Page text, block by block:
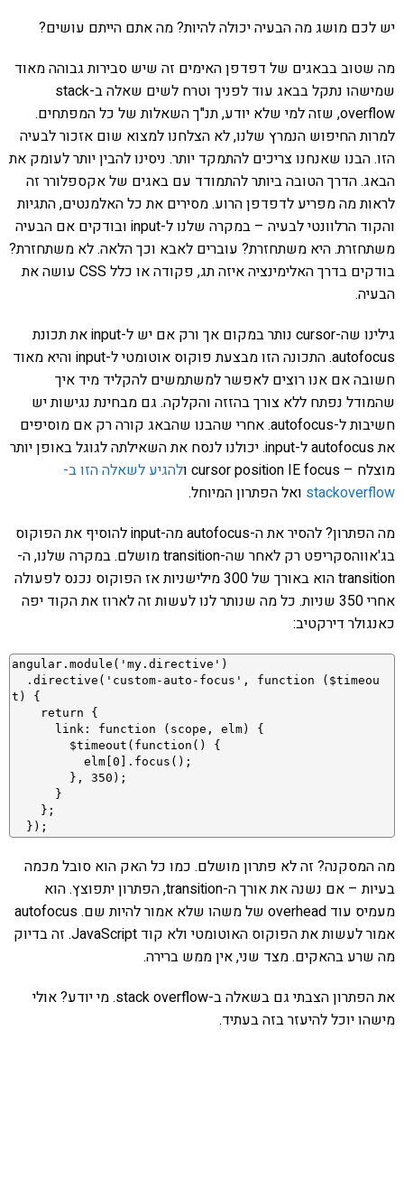
יש לכם מושג מה הבעיה יכולה להיות? מה אתם הייתם עושים?
מה שטוב בבאגים של דפדפן האימים זה שיש סבירות גבוהה מאוד
שמישהו נתקל בבאג עוד לפניך וטרח לשים שאלה ב-stack
overflow, שזה למי שלא יודע, תנ"ך השאלות של כל המפתחים.
למרות החיפוש הנמרץ שלנו, לא הצלחנו למצוא שום אזכור לבעיה
הזו. הבנו שאנחנו צריכים להתמקד יותר. ניסינו להבין יותר לעומק את
הבאג. הדרך הטובה ביותר להתמודד עם באגים של אקספלורר זה
לראות מה מפריע לדפדפן הרוע. מסירים את כל האלמנטים, התגיות
והקוד הרלוונטי לבעיה – במקרה שלנו ל-input ובודקים אם הבעיה
משתחזרת. היא משתחזרת? עוברים לאבא וכך הלאה. לא משתחזרת?
בודקים בדרך האלימינציה איזה תג, פקודה או כלל CSS עושה את
הבעיה.
גילינו שה-cursor נותר במקום אך ורק אם יש ל-input את תכונת
autofocus. התכונה הזו מבצעת פוקוס אוטומטי ל-input והיא מאוד
חשובה אם אנו רוצים לאפשר למשתמשים להקליד מיד איך
שהמודל נפתח ללא צורך בהזזה והקלקה. גם מבחינת נגישות יש
חשיבות ל-autofocus. אחרי שהבנו שהבאג קורה רק אם מוסיפים
את autofocus ל-input. יכולנו לנסח את השאילתה לגוגל באופן יותר
מוצלח – cursor position IE focus ו
להגיע לשאלה הזו ב-
stackoverflow ואל הפתרון המיוחל.
מה הפתרון? להסיר את ה-autofocus מה-input להוסיף את הפוקוס
בג'אווהסקריפט רק לאחר שה-transition מושלם. במקרה שלנו, ה-
transition הוא באורך של 300 מילישניות אז הפוקוס נכנס לפעולה
אחרי 350 שניות. כל מה שנותר לנו לעשות זה לארוז את הקוד יפה
כאנגולר דירקטיב:
angular.module('my.directive')
.directive('custom-auto-focus', function ($timeou
t) {
return {
link: function (scope, elm) {
$timeout(function() {
elm[0].focus();
}, 350);
}
};
});
מה המסקנה? זה לא פתרון מושלם. כמו כל האק הוא סובל מכמה
בעיות – אם נשנה את אורך ה-transition, הפתרון יתפוצץ. הוא
מעמיס עוד overhead של משהו שלא אמור להיות שם. autofocus
אמור לעשות את הפוקוס האוטומטי ולא קוד JavaScript. זה בדיוק
מה שרע בהאקים. מצד שני, אין ממש ברירה.
את הפתרון הצבתי גם בשאלה ב-stack overflow. מי יודע? אולי
מישהו יוכל להיעזר בזה בעתיד.